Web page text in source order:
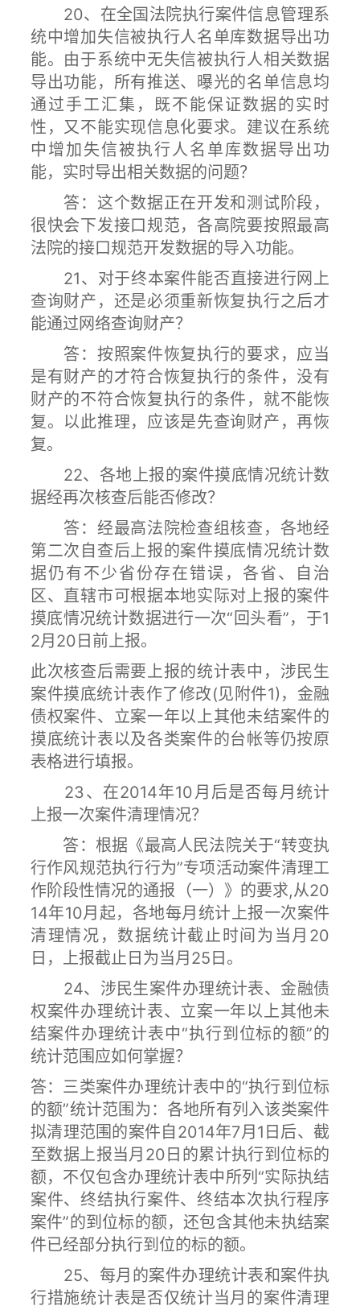
20、在全国法院执行案件信息管理系
统中增加失信被执行人名单库数据导出功
能。由于系统中无失信被执行人相关数据
导出功能，所有推送、曝光的名单信息均
通过手工汇集，既不能保证数据的实时
性，又不能实现信息化要求。建议在系统
中增加失信被执行人名单库数据导出功
能，实时导出相关数据的问题？
答：这个数据正在开发和测试阶段，
很快会下发接口规范，各高院要按照最高
法院的接口规范开发数据的导入功能。
21、对于终本案件能否直接进行网上
查询财产，还是必须重新恢复执行之后才
能通过网络查询财产？
答：按照案件恢复执行的要求，应当
是有财产的才符合恢复执行的条件，没有
财产的不符合恢复执行的条件，就不能恢
复。以此推理，应该是先查询财产，再恢
复。
22、各地上报的案件摸底情况统计数
据经再次核查后能否修改？
答：经最高法院检查组核查，各地经
第二次自查后上报的案件摸底情况统计数
据仍有不少省份存在错误，各省、自治
区、直辖市可根据本地实际对上报的案件
摸底情况统计数据进行一次“回头看”，于1
2月20日前上报。
此次核查后需要上报的统计表中，涉民生
案件摸底统计表作了修改(见附件1)，金融
债权案件、立案一年以上其他未结案件的
摸底统计表以及各类案件的台帐等仍按原
表格进行填报。
23、在2014年10月后是否每月统计
上报一次案件清理情况？
答：根据《最高人民法院关于“转变执
行作风规范执行行为”专项活动案件清理工
作阶段性情况的通报（一）》的要求,从20
14年10月起，各地每月统计上报一次案件
清理情况，数据统计截止时间为当月20
日，上报截止日为当月25日。
24、涉民生案件办理统计表、金融债
权案件办理统计表、立案一年以上其他未
结案件办理统计表中“执行到位标的额”的
统计范围应如何掌握？
答：三类案件办理统计表中的“执行到位标
的额”统计范围为：各地所有列入该类案件
拟清理范围的案件自2014年7月1日后、截
至数据上报当月20日的累计执行到位标的
额，不仅包含办理统计表中所列“实际执结
案件、终结执行案件、终结本次执行程序
案件”的到位标的额，还包含其他未执结案
件已经部分执行到位的标的额。
25、每月的案件办理统计表和案件执
行措施统计表是否仅统计当月的案件清理